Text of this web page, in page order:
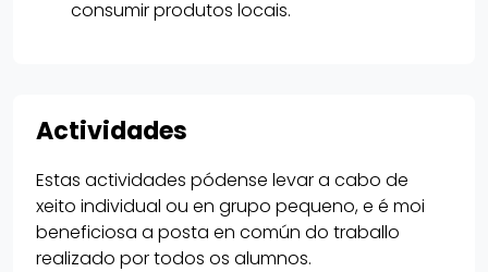
consumir produtos locais.
Actividades
Estas actividades pódense levar a cabo de
xeito individual ou en grupo pequeno, e é moi
beneficiosa a posta en común do traballo
realizado por todos os alumnos.